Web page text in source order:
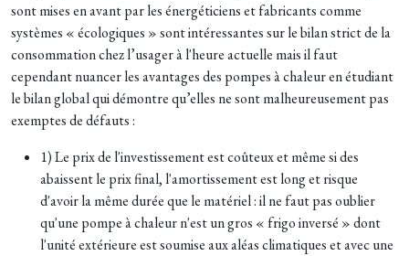
sont mises en avant par les énergéticiens et fabricants comme
systèmes « écologiques » sont intéressantes sur le bilan strict de la
consommation chez l’usager à l'heure actuelle mais il faut
cependant nuancer les avantages des pompes à chaleur en étudiant
le bilan global qui démontre qu’elles ne sont malheureusement pas
exemptes de défauts :
1) Le prix de l'investissement est coûteux et même si des
abaissent le prix final, l'amortissement est long et risque
d'avoir la même durée que le matériel : il ne faut pas oublier
qu'une pompe à chaleur n'est un gros « frigo inversé » dont
l'unité extérieure est soumise aux aléas climatiques et avec une